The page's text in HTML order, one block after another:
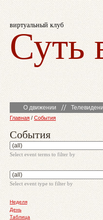
виртуальный клуб
Суть
О движении
Главная / События
События
Select event terms to filter by
Select event type to filter by
Неделя
День
Таблица